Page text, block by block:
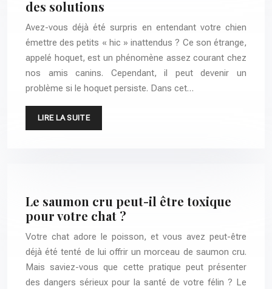
des solutions
Avez-vous déjà été surpris en entendant votre chien
émettre des petits « hic » inattendus ? Ce son étrange,
appelé hoquet, est un phénomène assez courant chez
nos amis canins. Cependant, il peut devenir un
problème si le hoquet persiste. Dans cet…
LIRE LA SUITE
Le saumon cru peut-il être toxique
pour votre chat ?
Votre chat adore le poisson, et vous avez peut-être
déjà été tenté de lui offrir un morceau de saumon cru.
Mais saviez-vous que cette pratique peut présenter
des dangers sérieux pour la santé de votre félin ? Le